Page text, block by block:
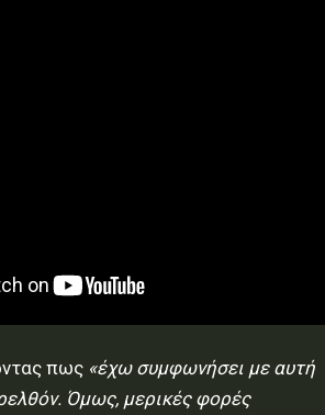
πως «έχω συμφωνήσει με αυτή
Όμως, μερικές φορές